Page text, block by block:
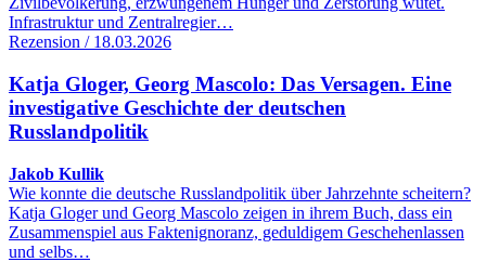
Infrastruktur und Zentralregier…
Rezension / 18.03.2026
Katja Gloger, Georg Mascolo: Das Versagen. Eine
investigative Geschichte der deutschen
Russlandpolitik
Jakob Kullik
Wie konnte die deutsche Russlandpolitik über Jahrzehnte scheitern?
Katja Gloger und Georg Mascolo zeigen in ihrem Buch, dass ein
Zusammenspiel aus Faktenignoranz, geduldigem Geschehenlassen
und selbs…